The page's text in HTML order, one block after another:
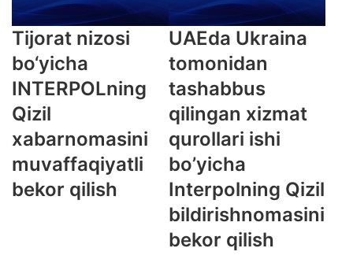
Tijorat nizosi
bo‘yicha
INTERPOLning
Qizil
xabarnomasini
muvaffaqiyatli
bekor qilish
UAEda Ukraina
tomonidan
tashabbus
qilingan xizmat
qurollari ishi
bo’yicha
Interpolning Qizil
bildirishnomasini
bekor qilish